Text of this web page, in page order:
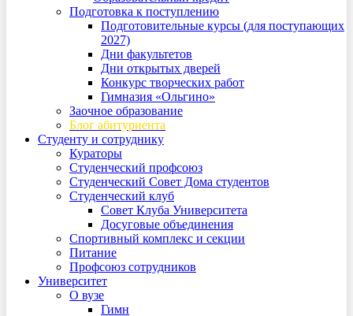
Подготовка к поступлению
Подготовительные курсы (для поступающих
2027)
Дни факультетов
Дни открытых дверей
Конкурс творческих работ
Гимназия «Ольгино»
Заочное образование
Блог абитуриента
Студенту и сотруднику
Кураторы
Студенческий профсоюз
Студенческий Совет Дома студентов
Студенческий клуб
Совет Клуба Университета
Досуговые объединения
Спортивный комплекс и секции
Питание
Профсоюз сотрудников
Университет
О вузе
Гимн